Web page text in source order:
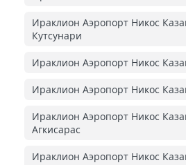
Ираклион Аэропорт Никос
Кутсунари
Ираклион Аэропорт Никос
Ираклион Аэропорт Никос
Ираклион Аэропорт Никос
Агкисарас
Ираклион Аэропорт Никос